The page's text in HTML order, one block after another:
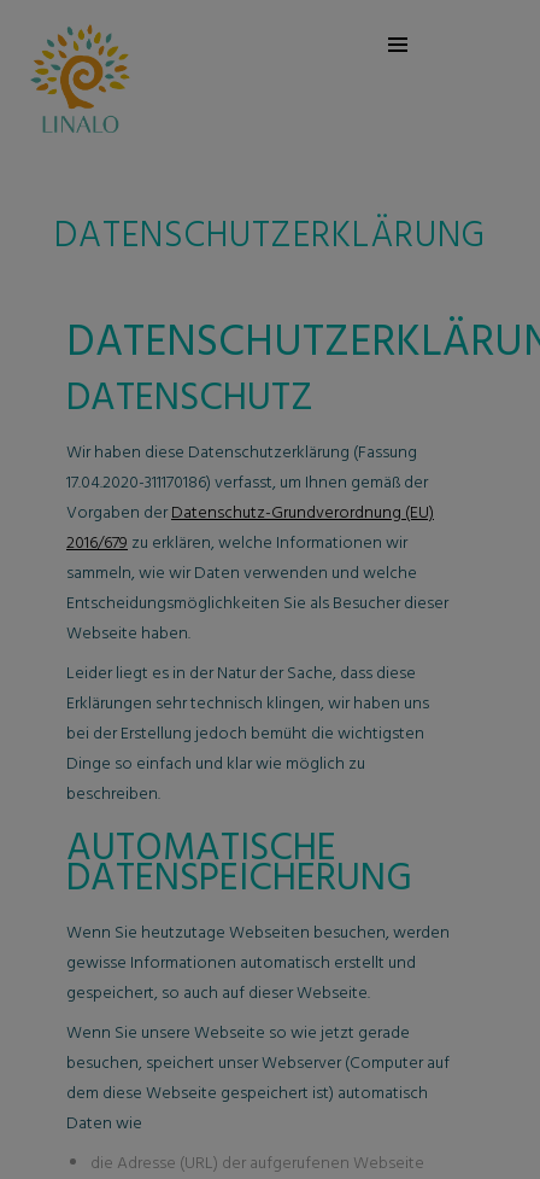
DATENSCHUTZERKLÄRUNG
DATENSCHUTZ
Wir haben diese Datenschutzerklärung (Fassung
17.04.2020-311170186) verfasst, um Ihnen gemäß der
Vorgaben derDatenschutz-Grundverordnung (EU)
2016/679zu erklären, welche Informationen wir
sammeln, wie wir Daten verwenden und welche
Entscheidungsmöglichkeiten Sie als Besucher dieser
Webseite haben.
Leider liegt es in der Natur der Sache, dass diese
Erklärungen sehr technisch klingen, wir haben uns
bei der Erstellung jedoch bemüht die wichtigsten
Dinge so einfach und klar wie möglich zu
beschreiben.
AUTOMATISCHE
DATENSPEICHERUNG
Wenn Sie heutzutage Webseiten besuchen, werden
gewisse Informationen automatisch erstellt und
gespeichert, so auch auf dieser Webseite.
Wenn Sie unsere Webseite so wie jetzt gerade
besuchen, speichert unser Webserver (Computer auf
dem diese Webseite gespeichert ist) automatisch
Daten wie
die Adresse (URL) der aufgerufenen Webseite